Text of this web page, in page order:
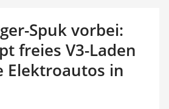
Spuk vorbei:
freies V3-Laden
Elektroautos in